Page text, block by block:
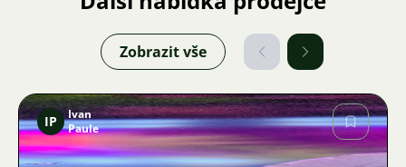
Zobrazit vše
IP
Ivan
Paule